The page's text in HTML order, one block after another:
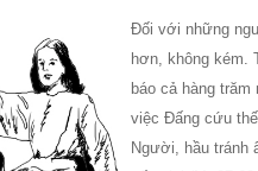
Ðối với những
hơn, không kém.
báo cả hàng
việc Ðấng cứu
Người, hầu tránh